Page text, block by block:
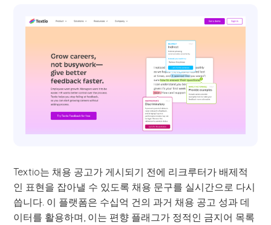
Textio는 채용 공고가 게시되기 전에 리크루터가 배제적
인 표현을 잡아낼 수 있도록 채용 문구를 실시간으로 다시
씁니다. 이 플랫폼은 수십억 건의 과거 채용 공고 성과 데
이터를 활용하며, 이는 편향 플래그가 정적인 금지어 목록